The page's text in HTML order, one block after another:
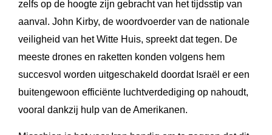
zelfs op de hoogte zijn gebracht van het tijdsstip van
aanval. John Kirby, de woordvoerder van de nationale
veiligheid van het Witte Huis, spreekt dat tegen. De
meeste drones en raketten konden volgens hem
succesvol worden uitgeschakeld doordat Israël er een
buitengewoon efficiënte luchtverdediging op nahoudt,
vooral dankzij hulp van de Amerikanen.